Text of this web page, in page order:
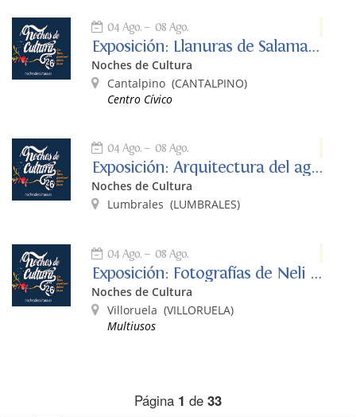
04 Ago. 08 Ago.
Exposición: Llanuras de Salamanca
Noches de Cultura
Cantalpino (CANTALPINO)
Centro Cívico
04 Ago. 08 Ago.
Exposición: Arquitectura del agua
Noches de Cultura
Lumbrales (LUMBRALES)
04 Ago. 08 Ago.
Exposición: Fotografías de Neli Martín
Noches de Cultura
Villoruela (VILLORUELA)
Multiusos
Página 1 de 33